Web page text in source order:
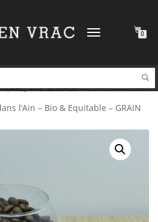
DÉPLIER
0
CAFE, THE & SIROP/ Café Colombie
l’Ain – Bio & Equitable – GRAIN